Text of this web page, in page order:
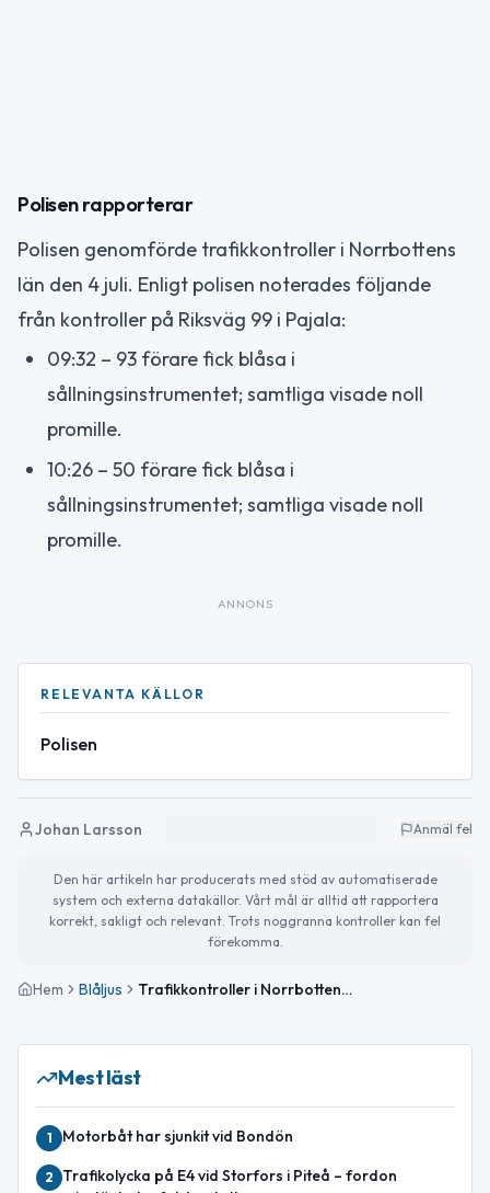
Polisen rapporterar
Polisen genomförde trafikkontroller i Norrbottens
län den 4 juli. Enligt polisen noterades följande
från kontroller på Riksväg 99 i Pajala:
09:32 – 93 förare fick blåsa i
sållningsinstrumentet; samtliga visade noll
promille.
10:26 – 50 förare fick blåsa i
sållningsinstrumentet; samtliga visade noll
promille.
ANNONS
RELEVANTA KÄLLOR
Polisen
Johan Larsson Anmäl fel
Den här artikeln har producerats med stöd av automatiserade
system och externa datakällor. Vårt mål är alltid att rapportera
korrekt, sakligt och relevant. Trots noggranna kontroller kan fel
förekomma.
Hem Blåljus Trafikkontroller i Norrbottens län: alla förare nyktra i Pajala
Mest läst
1 Motorbåt har sjunkit vid Bondön
2
Trafikolycka på E4 vid Storfors i Piteå – fordon